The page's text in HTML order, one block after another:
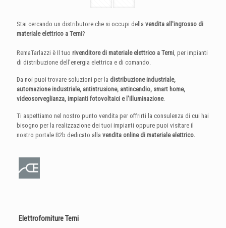
Stai cercando un distributore che si occupi della vendita all'ingrosso di
materiale elettrico a Terni?
RemaTarlazzi è Il tuo rivenditore di materiale elettrico a Terni , per impianti
di distribuzione dell'energia elettrica e di comando.
Da noi puoi trovare soluzioni per la distribuzione industriale,
automazione industriale, antintrusione, antincendio, smart home,
videosorveglianza, impianti fotovoltaici e l'illuminazione.
Ti aspettiamo nel nostro punto vendita per offrirti la consulenza di cui hai
bisogno per la realizzazione dei tuoi impianti oppure puoi visitare il
nostro portale B2b dedicato alla vendita online di materiale elettrico.
Elettroforniture Terni